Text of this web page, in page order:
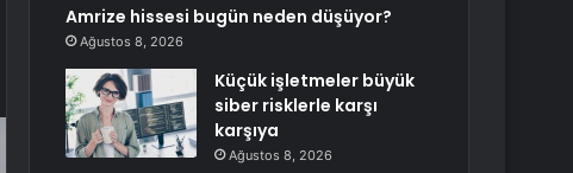
Amrize hissesi bugün neden düşüyor?
Ağustos 8, 2026
Küçük işletmeler büyük
siber risklerle karşı
karşıya
Ağustos 8, 2026